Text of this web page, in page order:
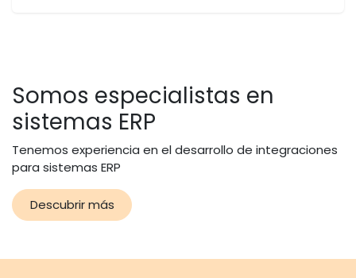
Somos especialistas en
sistemas ERP
Tenemos experiencia en el desarrollo de integraciones
para sistemas ERP
Descubrir más